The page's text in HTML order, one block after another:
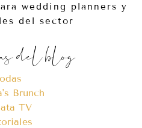
wedding planners y
del sector
del blog
Brunch
TV